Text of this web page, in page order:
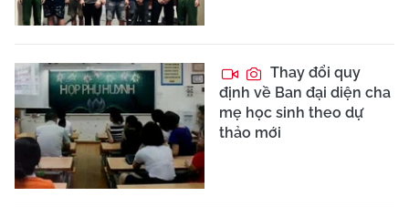
Thay đổi quy
định về Ban đại diện cha
mẹ học sinh theo dự
thảo mới